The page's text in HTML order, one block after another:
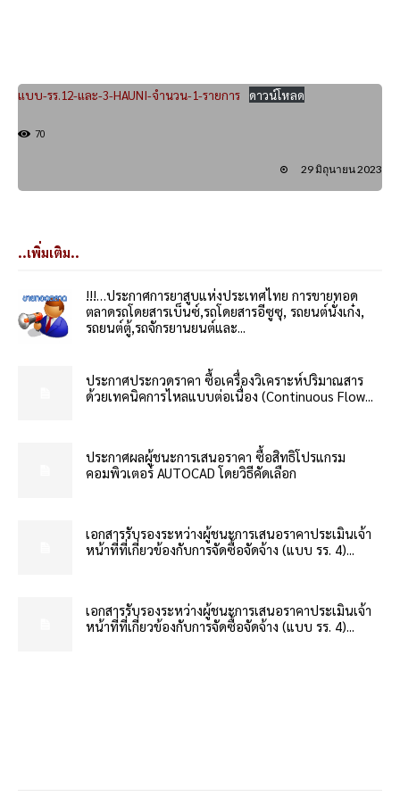
แบบ-รร.12-และ-3-HAUNI-จำนวน-1-รายการ ดาวน์โหลด
70
29 มิถุนายน 2023
..เพิ่มเติม..
!!!…ประกาศการยาสูบแห่งประเทศไทย การขายทอด
ตลาดรถโดยสารเบ็นซ์,รถโดยสารอีซูซุ, รถยนต์นั่งเก๋ง,
รถยนต์ตู้,รถจักรยานยนต์และ...
ประกาศประกวดราคา ซื้อเครื่องวิเคราะห์ปริมาณสาร
ด้วยเทคนิคการไหลแบบต่อเนื่อง (Continuous Flow...
ประกาศผลผู้ชนะการเสนอราคา ซื้อสิทธิโปรแกรม
คอมพิวเตอร์ AUTOCAD โดยวิธีคัดเลือก
เอกสารรับรองระหว่างผู้ชนะการเสนอราคาประเมินเจ้า
หน้าที่ที่เกี่ยวข้องกับการจัดซื้อจัดจ้าง (แบบ รร. 4)...
เอกสารรับรองระหว่างผู้ชนะการเสนอราคาประเมินเจ้า
หน้าที่ที่เกี่ยวข้องกับการจัดซื้อจัดจ้าง (แบบ รร. 4)...